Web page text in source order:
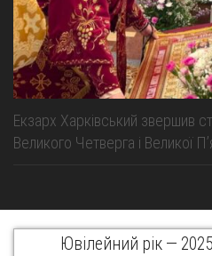
Екзарх Харківський звершив
Великого Четверга і Великої
Ювілейний рік —